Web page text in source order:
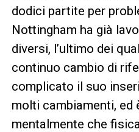
dodici partite per
Nottingham ha già
diversi, l’ultimo dei
continuo cambio di
complicato il suo
molti cambiamenti, ed
mentalmente che